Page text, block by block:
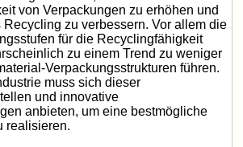
von Verpackungen zu erhöhen und
zu verbessern. Vor allem die
für die Recyclingfähigkeit
zu einem Trend zu weniger
Verpackungsstrukturen führen.
muss sich dieser
und innovative
anbieten, um eine bestmögliche
realisieren.